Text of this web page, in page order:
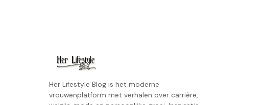
Her Lifestyle Blog is het moderne
vrouwenplatform met verhalen over carrière,